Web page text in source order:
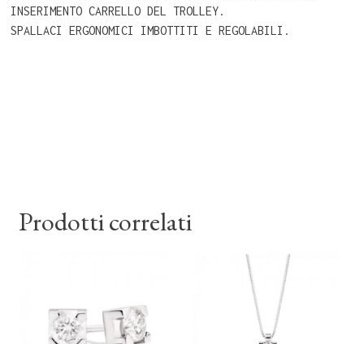
INSERIMENTO CARRELLO DEL TROLLEY.
SPALLACI ERGONOMICI IMBOTTITI E REGOLABILI.
Prodotti correlati